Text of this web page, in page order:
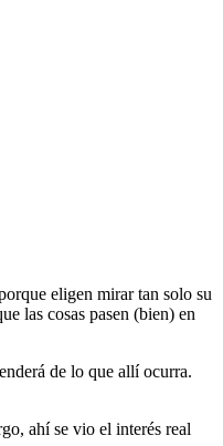
eligen mirar tan solo su
las cosas pasen (bien) en
de lo que allí ocurra.
ahí se vio el interés real